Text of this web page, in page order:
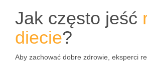
Jak często jeść
diecie?
Aby zachować dobre zdrowie, eksperci